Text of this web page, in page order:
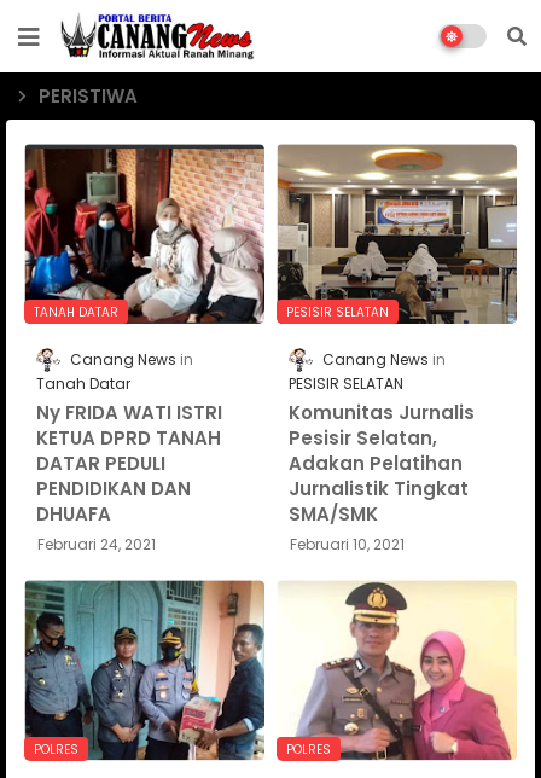
PERISTIWA
TANAH DATAR
Canang News
Tanah Datar
Ny FRIDA WATI ISTRI
KETUA DPRD TANAH
DATAR PEDULI
PENDIDIKAN DAN
DHUAFA
Februari 24, 2021
PESISIR SELATAN
Canang News
PESISIR SELATAN
Komunitas Jurnalis
Pesisir Selatan,
Adakan Pelatihan
Jurnalistik Tingkat
SMA/SMK
Februari 10, 2021
POLRES POLRES